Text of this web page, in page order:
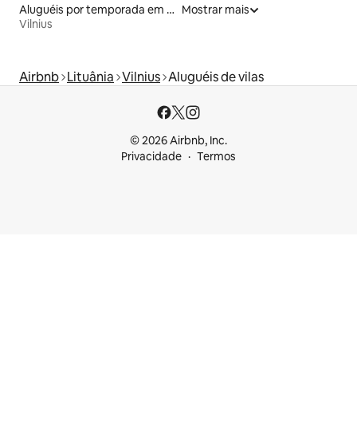
Aluguéis por temporada em albergue
Vilnius
Mostrar mais
Airbnb Lituânia Vilnius Aluguéis de vilas
© 2026 Airbnb, Inc.
Privacidade
Termos